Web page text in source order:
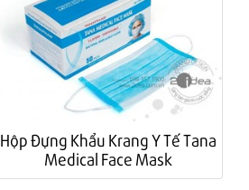
Hộp Đựng Khẩu Krang Y Tế Tana
Medical Face Mask